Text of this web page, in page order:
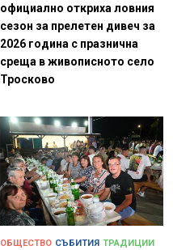
официално откриха ловния
сезон за прелетен дивеч за
2026 година с празнична
среща в живописното село
Тросково
ОБЩЕСТВО СЪБИТИЯ ТРАДИЦИИ